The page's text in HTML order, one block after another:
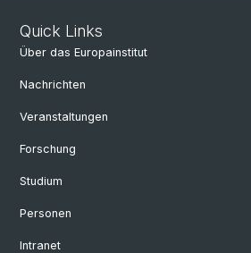
Quick Links
Über das Europainstitut
Nachrichten
Veranstaltungen
Forschung
Studium
Personen
Intranet